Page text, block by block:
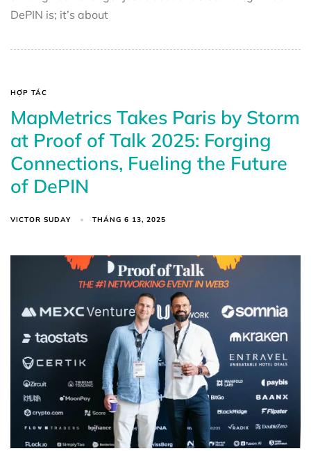
DePIN is; it’s about
HỢP TÁC
MapMetrics Takes Paris by Storm
at Proof of Talk 2025: Forging
Connections, Fueling the Future
of DePIN
VICTOR SUDAY THÁNG 6 13, 2025